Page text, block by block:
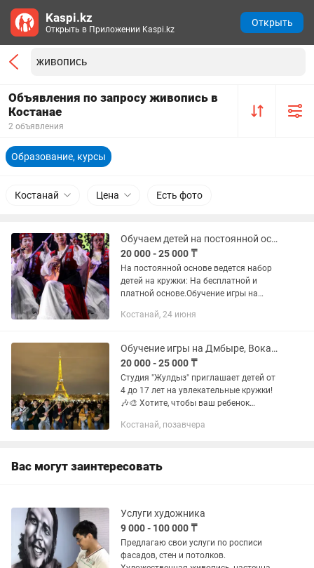
Объявления по запросу живопись в
Костанае
2 объявления
Образование, курсы
Костанай Цена Есть фото
Обучаем детей на постоянной основе Игры на Домбыре Живописи , рисования
20 000 - 25 000 ₸
На постоянной основе ведется набор
детей на кружки: На бесплатной и
платной основе.Обучение игры на
рисованию, Пластилиновой анимации.
(...
Костанай, 24 июня
Обучение игры на Дмбыре, Вокал, Хореография, Живопись.
20 000 - 25 000 ₸
Студия "Жулдыз" приглашает детей от
4 до 17 лет на увлекательные кружки!
🎶🎨 Хотите, чтобы ваш ребенок
творчеством? Студия "Жулдыз"
Костанай, позавчера
Вас могут заинтересовать
Услуги художника
9 000 - 100 000 ₸
Предлагаю свои услуги по росписи
фасадов, стен и потолков.
Kaspi.kz
Открыть в Приложении Kaspi.kz
Открыть